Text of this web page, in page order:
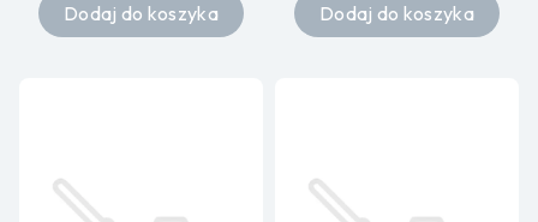
Dodaj do koszyka Dodaj do koszyka